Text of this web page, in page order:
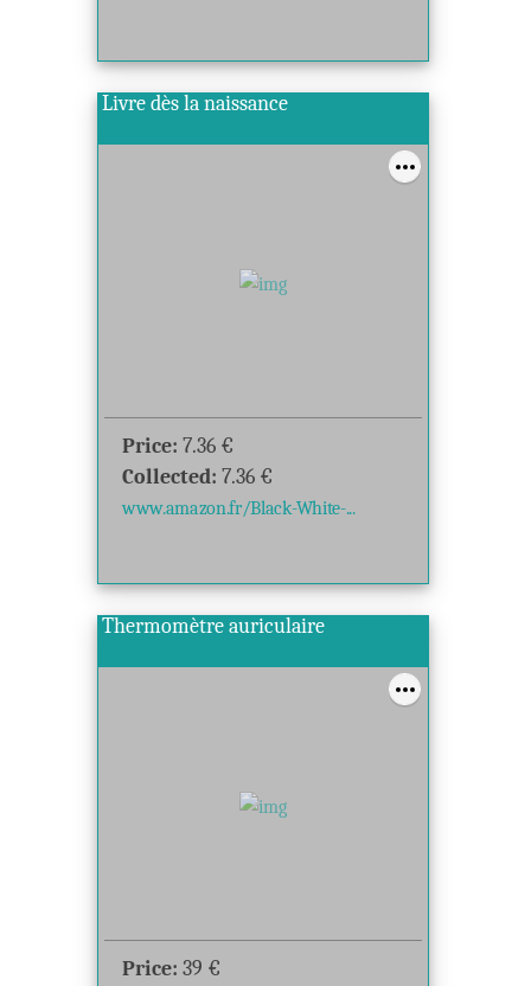
Livre dès la naissance
Price: 7.36 €
Collected: 7.36 €
www.amazon.fr/Black-White-...
Thermomètre auriculaire
Price: 39 €